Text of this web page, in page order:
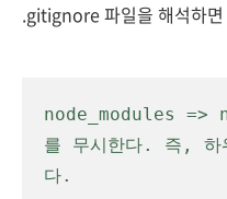
.gitignore 파일을 해석하
node_modules =>
를 무시한다. 즉, 하
다.